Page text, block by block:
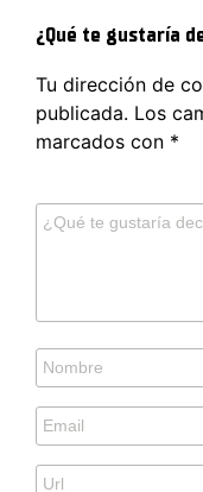
¿Qué te gustaría
Tu dirección de
publicada. Los
marcados con *